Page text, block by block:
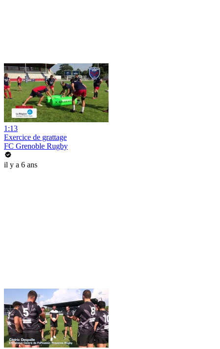
1:13
Exercice de grattage
FC Grenoble Rugby
il y a 6 ans